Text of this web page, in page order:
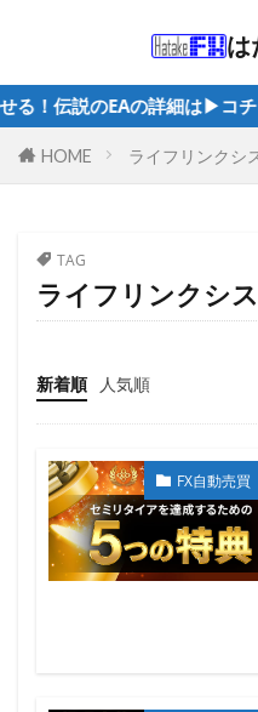
は
！伝説のEAの詳細は▶︎コチ
HOME ライフリンクシ
TAG
ライフリンクシ
新着順 人気順
FX自動売買